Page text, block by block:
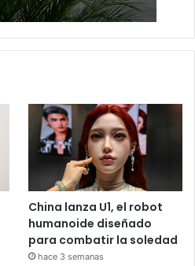
China lanza U1, el robot
humanoide diseñado
para combatir la soledad
hace 3 semanas